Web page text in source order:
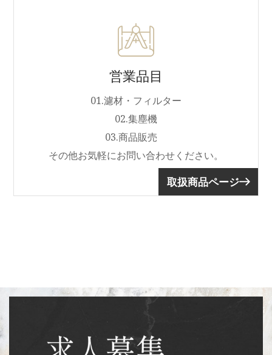
営業品目
01.濾材・フィルター
02.集塵機
03.商品販売
その他お気軽にお問い合わせください。
取扱商品ページ